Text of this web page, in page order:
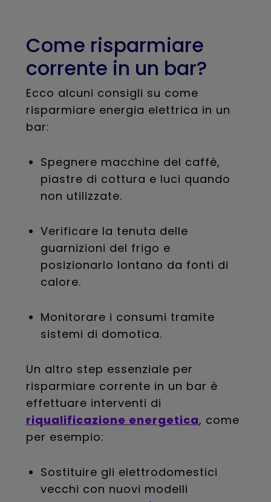
Come risparmiare
corrente in un bar?
Ecco alcuni consigli su come
risparmiare energia elettrica in un
bar:
Spegnere macchine del caffè,
piastre di cottura e luci quando
non utilizzate.
Verificare la tenuta delle
guarnizioni del frigo e
posizionarlo lontano da fonti di
calore.
Monitorare i consumi tramite
sistemi di domotica.
Un altro step essenziale per
risparmiare corrente in un bar è
effettuare interventi di
riqualificazione energetica, come
per esempio:
Sostituire gli elettrodomestici
vecchi con nuovi modelli